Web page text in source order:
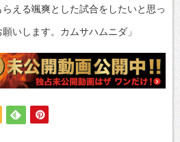
える颯爽とした試合をしたいと思っ
いします。カムサハムニダ」